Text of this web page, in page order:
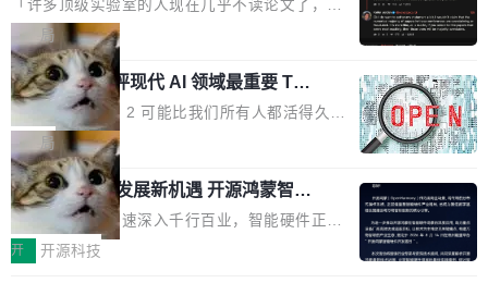
「许多顶级实验室的人现在几乎不读论文了，而
且他们认为 ICLR/ICML/NeurIPS 充斥着大量过
度宣传和欺诈。」 OpenAI 研究员 Keller Jorda
n 这条推文引发了广泛讨论。他不是在说风凉
话，他是说出了一个圈内人尽皆知但很少公开捅
破的事实。 Jordan 随后补充了一句软化声明：
「我不认为这些会议上大部分论文都在过度宣传
或造假。问题是，作为读者，如果你筛选出那些
看起来最令人兴奋的论文，那它们大部分都是过
度宣传的。」 这才是真正的痛点。不是所有论文
都有问题，是最吸引眼球的那批论文最有问题。
局
xAI 前工程师评现代 AI 领域最重要 Top
3 开源项目
Flash Attention 2 可能比我们所有人都活得久。
这句话不是来自某个技术博客，而是出自 Hieu
Pham 的一条推文。Hieu Pham 是谁？他是 xAI
的早期工程师之一，在 Grok 训练基础设施团队
工作过。近日他在 X 上发了一条帖子，列出了他
认为现代 AI 领域最重要的三个开源项目。 第一
个名字毫无悬念：Flash Attention 2。 Hieu 的
局
共商智能硬件发展新机遇 开源鸿蒙智能
硬件开发者日杭州站即将举行
随着万物智联加速深入千行百业，智能硬件正从
单点设备迈向智能化、网联化、协同化发展。作
开 开源科技